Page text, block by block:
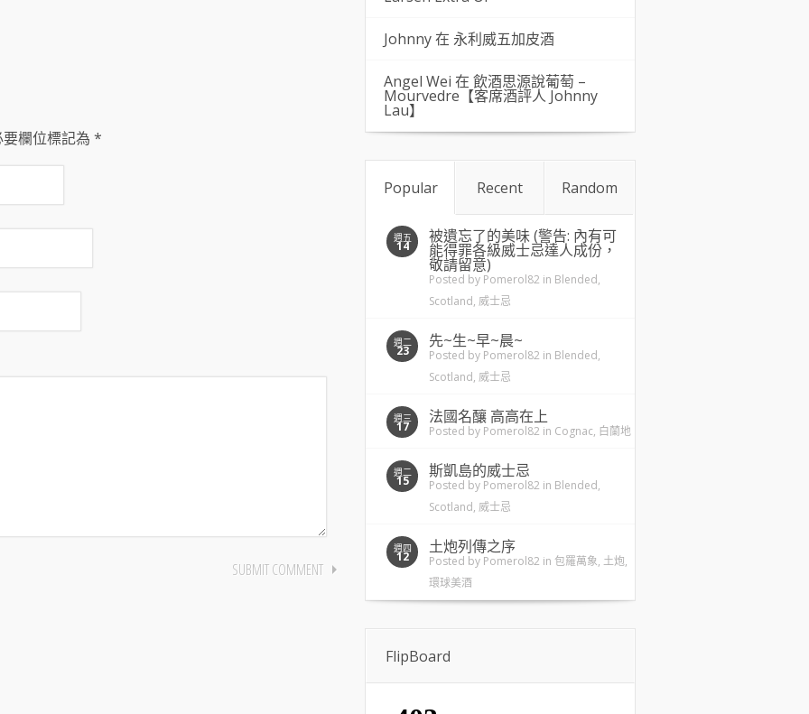
欄位標記為 *
Johnny 在 永利威五加皮酒
Angel Wei 在 飲酒思源說葡萄 –
Mourvedre【客席酒評人 Johnny
Lau】
Popular Recent Random
週五
14
被遺忘了的美味 (警告: 內有可
能得罪各級威士忌達人成份，
敬請留意)
Posted by Pomerol82 in Blended,
Scotland, 威士忌
週二
23
先~生~早~晨~
Posted by Pomerol82 in Blended,
Scotland, 威士忌
週三
17
法國名釀 高高在上
Posted by Pomerol82 in Cognac, 白蘭地
週二
15
斯凱島的威士忌
Posted by Pomerol82 in Blended,
Scotland, 威士忌
週四
12
土炮列傳之序
Posted by Pomerol82 in 包羅萬象, 土炮,
環球美酒
FlipBoard